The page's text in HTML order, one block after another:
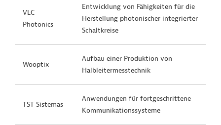
VLC
Photonics
Entwicklung von Fähigkeiten für die
Herstellung photonischer integrierter
Schaltkreise
Wooptix
Aufbau einer Produktion von
Halbleitermesstechnik
TST Sistemas
Anwendungen für fortgeschrittene
Kommunikationssysteme